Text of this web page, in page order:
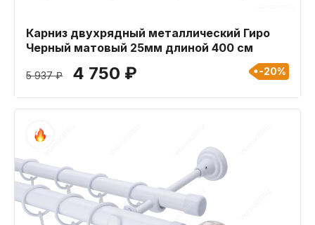
Карниз двухрядный металлический Гиро
Черный матовый 25мм длиной 400 см
5 937 ₽ 4 750 ₽ -20%